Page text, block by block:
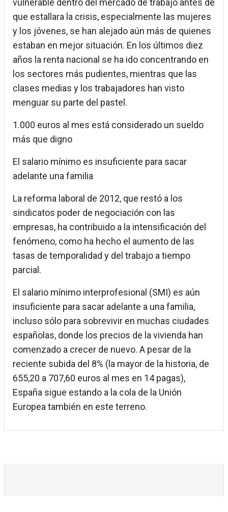
vulnerable dentro del mercado de trabajo antes de
que estallara la crisis, especialmente las mujeres
y los jóvenes, se han alejado aún más de quienes
estaban en mejor situación. En los últimos diez
años la renta nacional se ha ido concentrando en
los sectores más pudientes, mientras que las
clases medias y los trabajadores han visto
menguar su parte del pastel.
1.000 euros al mes está considerado un sueldo
más que digno
El salario mínimo es insuficiente para sacar
adelante una familia
La reforma laboral de 2012, que restó a los
sindicatos poder de negociación con las
empresas, ha contribuido a la intensificación del
fenómeno, como ha hecho el aumento de las
tasas de temporalidad y del trabajo a tiempo
parcial.
El salario mínimo interprofesional (SMI) es aún
insuficiente para sacar adelante a una familia,
incluso sólo para sobrevivir en muchas ciudades
españolas, donde los precios de la vivienda han
comenzado a crecer de nuevo. A pesar de la
reciente subida del 8% (la mayor de la historia, de
655,20 a 707,60 euros al mes en 14 pagas),
España sigue estando a la cola de la Unión
Europea también en este terreno.